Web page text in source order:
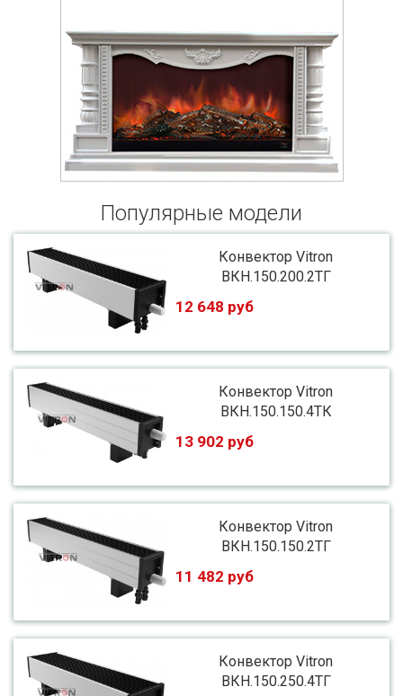
Популярные модели
Конвектор Vitron
ВКН.150.200.2ТГ
12 648 руб
Конвектор Vitron
ВКН.150.150.4ТК
13 902 руб
Конвектор Vitron
ВКН.150.150.2ТГ
11 482 руб
Конвектор Vitron
ВКН.150.250.4ТГ